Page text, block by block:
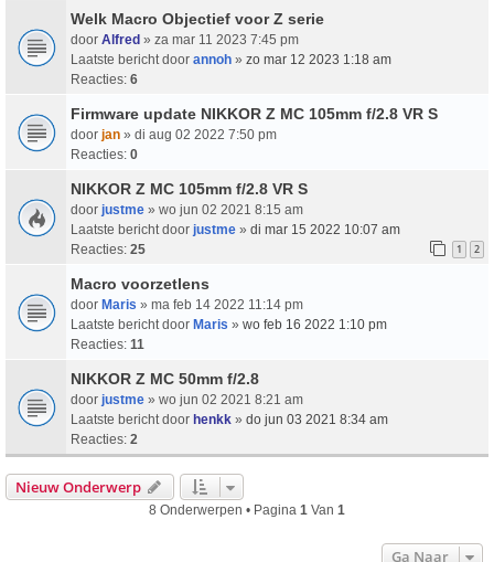
Welk Macro Objectief voor Z serie
door Alfred » za mar 11 2023 7:45 pm
Laatste bericht door annoh » zo mar 12 2023 1:18 am
Reacties: 6
Firmware update NIKKOR Z MC 105mm f/2.8 VR S
door jan » di aug 02 2022 7:50 pm
Reacties: 0
NIKKOR Z MC 105mm f/2.8 VR S
door justme » wo jun 02 2021 8:15 am
Laatste bericht door justme » di mar 15 2022 10:07 am
Reacties: 25 1 2
Macro voorzetlens
door Maris » ma feb 14 2022 11:14 pm
Laatste bericht door Maris » wo feb 16 2022 1:10 pm
Reacties: 11
NIKKOR Z MC 50mm f/2.8
door justme » wo jun 02 2021 8:21 am
Laatste bericht door henkk » do jun 03 2021 8:34 am
Reacties: 2
Nieuw Onderwerp
8 Onderwerpen • Pagina 1 Van 1
Ga Naar